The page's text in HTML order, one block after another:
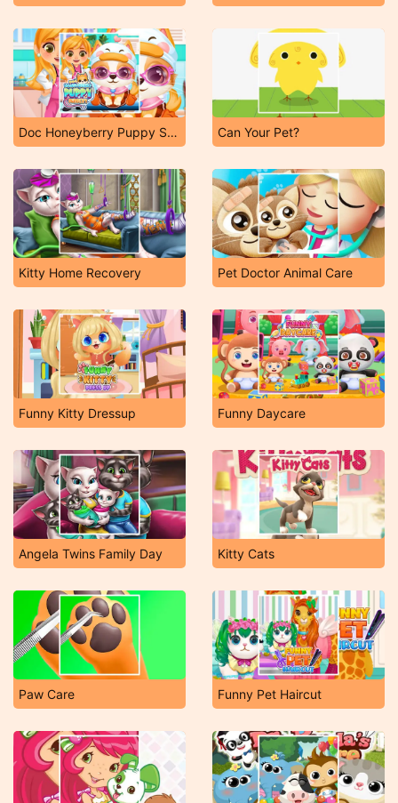
Doc Honeyberry Puppy Surgery Can Your Pet?
Kitty Home Recovery Pet Doctor Animal Care
Funny Kitty Dressup Funny Daycare
Angela Twins Family Day Kitty Cats
Paw Care Funny Pet Haircut